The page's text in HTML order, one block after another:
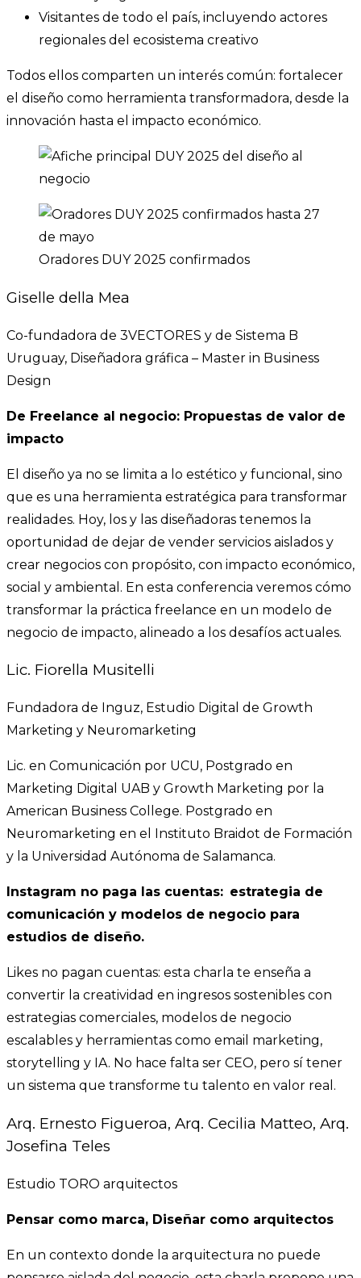
Visitantes de todo el país, incluyendo actores
regionales del ecosistema creativo
Todos ellos comparten un interés común: fortalecer
el diseño como herramienta transformadora, desde la
innovación hasta el impacto económico.
Oradores DUY 2025 confirmados
Giselle della Mea
Co-fundadora de 3VECTORES y de Sistema B
Uruguay, Diseñadora gráfica – Master in Business
Design
De Freelance al negocio: Propuestas de valor de
impacto
El diseño ya no se limita a lo estético y funcional, sino
que es una herramienta estratégica para transformar
realidades. Hoy, los y las diseñadoras tenemos la
oportunidad de dejar de vender servicios aislados y
crear negocios con propósito, con impacto económico,
social y ambiental. En esta conferencia veremos cómo
transformar la práctica freelance en un modelo de
negocio de impacto, alineado a los desafíos actuales.
Lic. Fiorella Musitelli
Fundadora de Inguz, Estudio Digital de Growth
Marketing y Neuromarketing
Lic. en Comunicación por UCU, Postgrado en
Marketing Digital UAB y Growth Marketing por la
American Business College. Postgrado en
Neuromarketing en el Instituto Braidot de Formación
y la Universidad Autónoma de Salamanca.
Instagram no paga las cuentas: estrategia de
comunicación y modelos de negocio para
estudios de diseño.
Likes no pagan cuentas: esta charla te enseña a
convertir la creatividad en ingresos sostenibles con
estrategias comerciales, modelos de negocio
escalables y herramientas como email marketing,
storytelling y IA. No hace falta ser CEO, pero sí tener
un sistema que transforme tu talento en valor real.
Arq. Ernesto Figueroa, Arq. Cecilia Matteo, Arq.
Josefina Teles
Estudio TORO arquitectos
Pensar como marca, Diseñar como arquitectos
En un contexto donde la arquitectura no puede